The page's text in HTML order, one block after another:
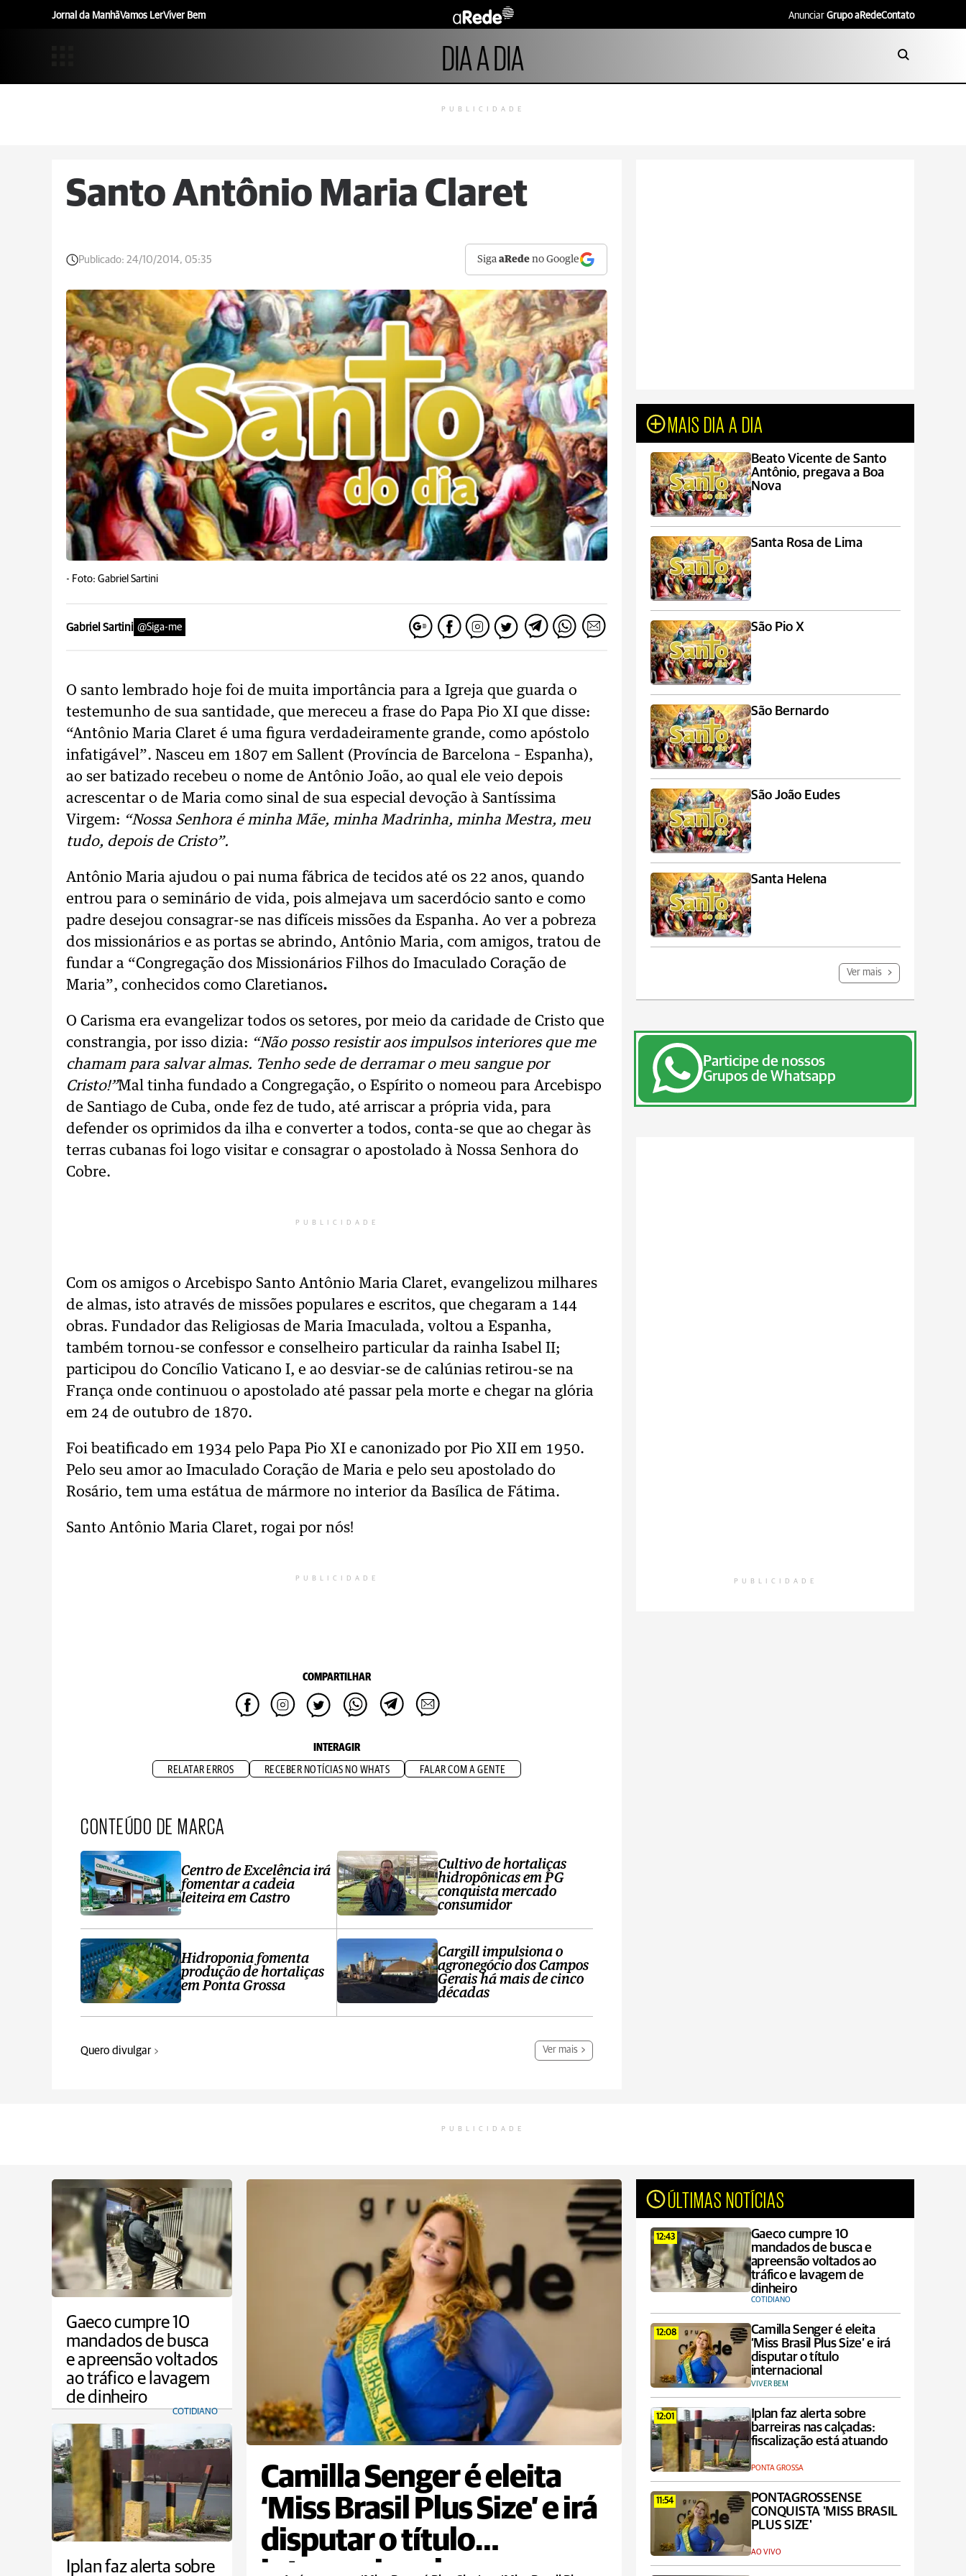
Jornal da ManhãVamos LerViver Bem Anunciar Grupo aRedeContato
DIA A DIA
PUBLICIDADE
Santo Antônio Maria Claret
Publicado: 24/10/2014, 05:35 SigaaRede no Google
- Foto: Gabriel Sartini
Gabriel Sartini @Siga-me
O santo lembrado hoje foi de muita importância para a Igreja que guarda o
testemunho de sua santidade, que mereceu a frase do Papa Pio XI que disse:
“Antônio Maria Claret é uma figura verdadeiramente grande, como apóstolo
infatigável”. Nasceu em 1807 em Sallent (Província de Barcelona – Espanha),
ao ser batizado recebeu o nome de Antônio João, ao qual ele veio depois
acrescentar o de Maria como sinal de sua especial devoção à Santíssima
Virgem: “Nossa Senhora é minha Mãe, minha Madrinha, minha Mestra, meu
tudo, depois de Cristo”.
Antônio Maria ajudou o pai numa fábrica de tecidos até os 22 anos, quando
entrou para o seminário de vida, pois almejava um sacerdócio santo e como
padre desejou consagrar-se nas difíceis missões da Espanha. Ao ver a pobreza
dos missionários e as portas se abrindo, Antônio Maria, com amigos, tratou de
fundar a “Congregação dos Missionários Filhos do Imaculado Coração de
Maria”, conhecidos como Claretianos.
O Carisma era evangelizar todos os setores, por meio da caridade de Cristo que
constrangia, por isso dizia: “Não posso resistir aos impulsos interiores que me
chamam para salvar almas. Tenho sede de derramar o meu sangue por
Cristo!”Mal tinha fundado a Congregação, o Espírito o nomeou para Arcebispo
de Santiago de Cuba, onde fez de tudo, até arriscar a própria vida, para
defender os oprimidos da ilha e converter a todos, conta-se que ao chegar às
terras cubanas foi logo visitar e consagrar o apostolado à Nossa Senhora do
Cobre.
PUBLICIDADE
Com os amigos o Arcebispo Santo Antônio Maria Claret, evangelizou milhares
de almas, isto através de missões populares e escritos, que chegaram a 144
obras. Fundador das Religiosas de Maria Imaculada, voltou a Espanha,
também tornou-se confessor e conselheiro particular da rainha Isabel II;
participou do Concílio Vaticano I, e ao desviar-se de calúnias retirou-se na
França onde continuou o apostolado até passar pela morte e chegar na glória
em 24 de outubro de 1870.
Foi beatificado em 1934 pelo Papa Pio XI e canonizado por Pio XII em 1950.
Pelo seu amor ao Imaculado Coração de Maria e pelo seu apostolado do
Rosário, tem uma estátua de mármore no interior da Basílica de Fátima.
Santo Antônio Maria Claret, rogai por nós!
PUBLICIDADE
COMPARTILHAR
INTERAGIR
RELATAR ERROS RECEBER NOTÍCIAS NO WHATS FALAR COM A GENTE
CONTEÚDO DE MARCA
Centro de Excelência irá
fomentar a cadeia
leiteira em Castro
Hidroponia fomenta
produção de hortaliças
em Ponta Grossa
Cultivo de hortaliças
hidropônicas em PG
conquista mercado
consumidor
Cargill impulsiona o
agronegócio dos Campos
Gerais há mais de cinco
décadas
Quero divulgar Ver mais
MAIS DIA A DIA
Beato Vicente de Santo
Antônio, pregava a Boa
Nova
Santa Rosa de Lima
São Pio X
São Bernardo
São João Eudes
Santa Helena
Ver mais
Participe de nossos
Grupos de Whatsapp
PUBLICIDADE
PUBLICIDADE
Gaeco cumpre 10
mandados de busca
e apreensão voltados
ao tráfico e lavagem
de dinheiro
COTIDIANO
Camilla Senger é eleita
‘Miss Brasil Plus Size’ e irá
disputar o título
ÚLTIMAS NOTÍCIAS
12:43
Gaeco cumpre 10
mandados de busca e
apreensão voltados ao
tráfico e lavagem de
dinheiro
COTIDIANO
12:08
Camilla Senger é eleita
‘Miss Brasil Plus Size’ e irá
disputar o título
internacional
VIVER BEM
12:01
Iplan faz alerta sobre
barreiras nas calçadas:
fiscalização está atuando
PONTA GROSSA
11:54
PONTAGROSSENSE
CONQUISTA 'MISS BRASIL
PLUS SIZE'
AO VIVO
Iplan faz alerta sobre